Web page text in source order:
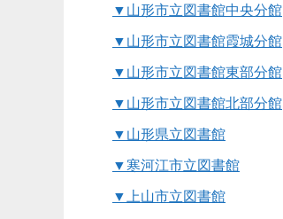
▼山形市立図書館中央分館
▼山形市立図書館霞城分館
▼山形市立図書館東部分館
▼山形市立図書館北部分館
▼山形県立図書館
▼寒河江市立図書館
▼上山市立図書館